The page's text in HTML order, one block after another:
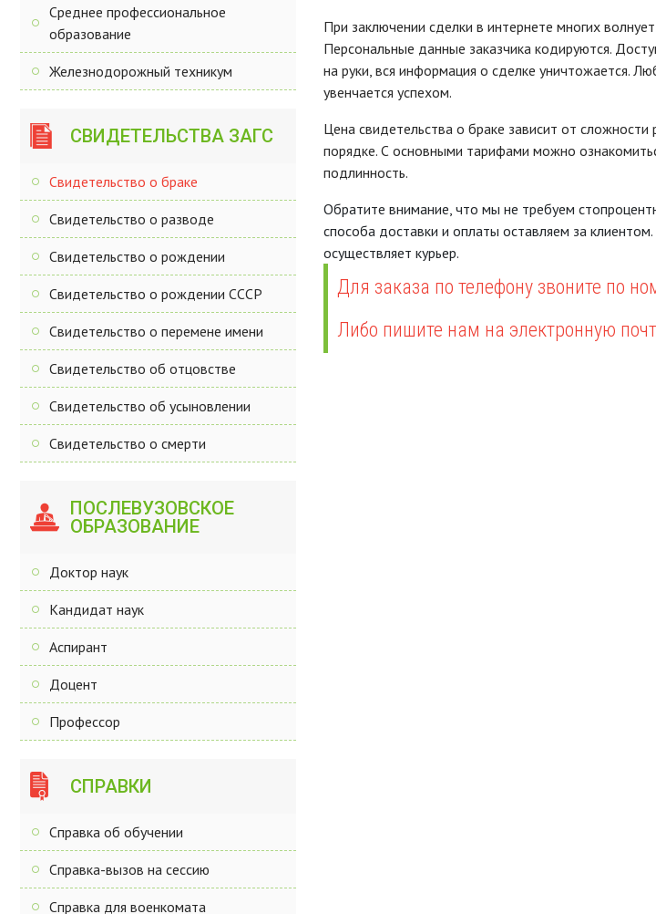
Среднее профессиональное
образование
Железнодорожный техникум
СВИДЕТЕЛЬСТВА ЗАГС
Свидетельство о браке
Свидетельство о разводе
Свидетельство о рождении
Свидетельство о рождении СССР
Свидетельство о перемене имени
Свидетельство об отцовстве
Свидетельство об усыновлении
Свидетельство о смерти
ПОСЛЕВУЗОВСКОЕ
ОБРАЗОВАНИЕ
Доктор наук
Кандидат наук
Аспирант
Доцент
Профессор
СПРАВКИ
Справка об обучении
Справка-вызов на сессию
Справка для военкомата
При заключении сделки в интернете многих
Персональные данные заказчика кодируются.
на руки, вся информация о сделке уничтожается.
увенчается успехом.
Цена свидетельства о браке зависит от
порядке. С основными тарифами можно
подлинность.
Обратите внимание, что мы не требуем
способа доставки и оплаты оставляем за
осуществляет курьер.
Для заказа по телефону звоните по
Либо пишите нам на электронную